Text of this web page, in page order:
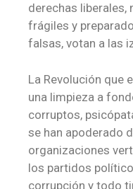
derechas liberales,
frágiles y
falsas, votan a las
La Revolución que
una limpieza a
corruptos,
se han apoderado
organizaciones
los partidos
corrupción y todo